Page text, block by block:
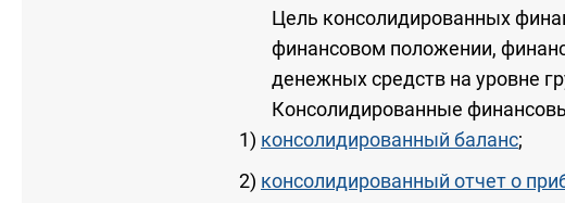
Цель консолидированных
финансовом положении,
денежных средств на уровне
Консолидированные
1) консолидированный баланс;
2) консолидированный отчет о